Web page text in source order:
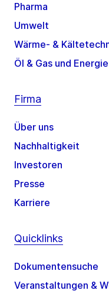
Pharma
Umwelt
Wärme- &
Öl & Gas und Energie
Firma
Über uns
Nachhaltigkeit
Investoren
Presse
Karriere
Quicklinks
Dokumentensuche
Veranstaltungen &